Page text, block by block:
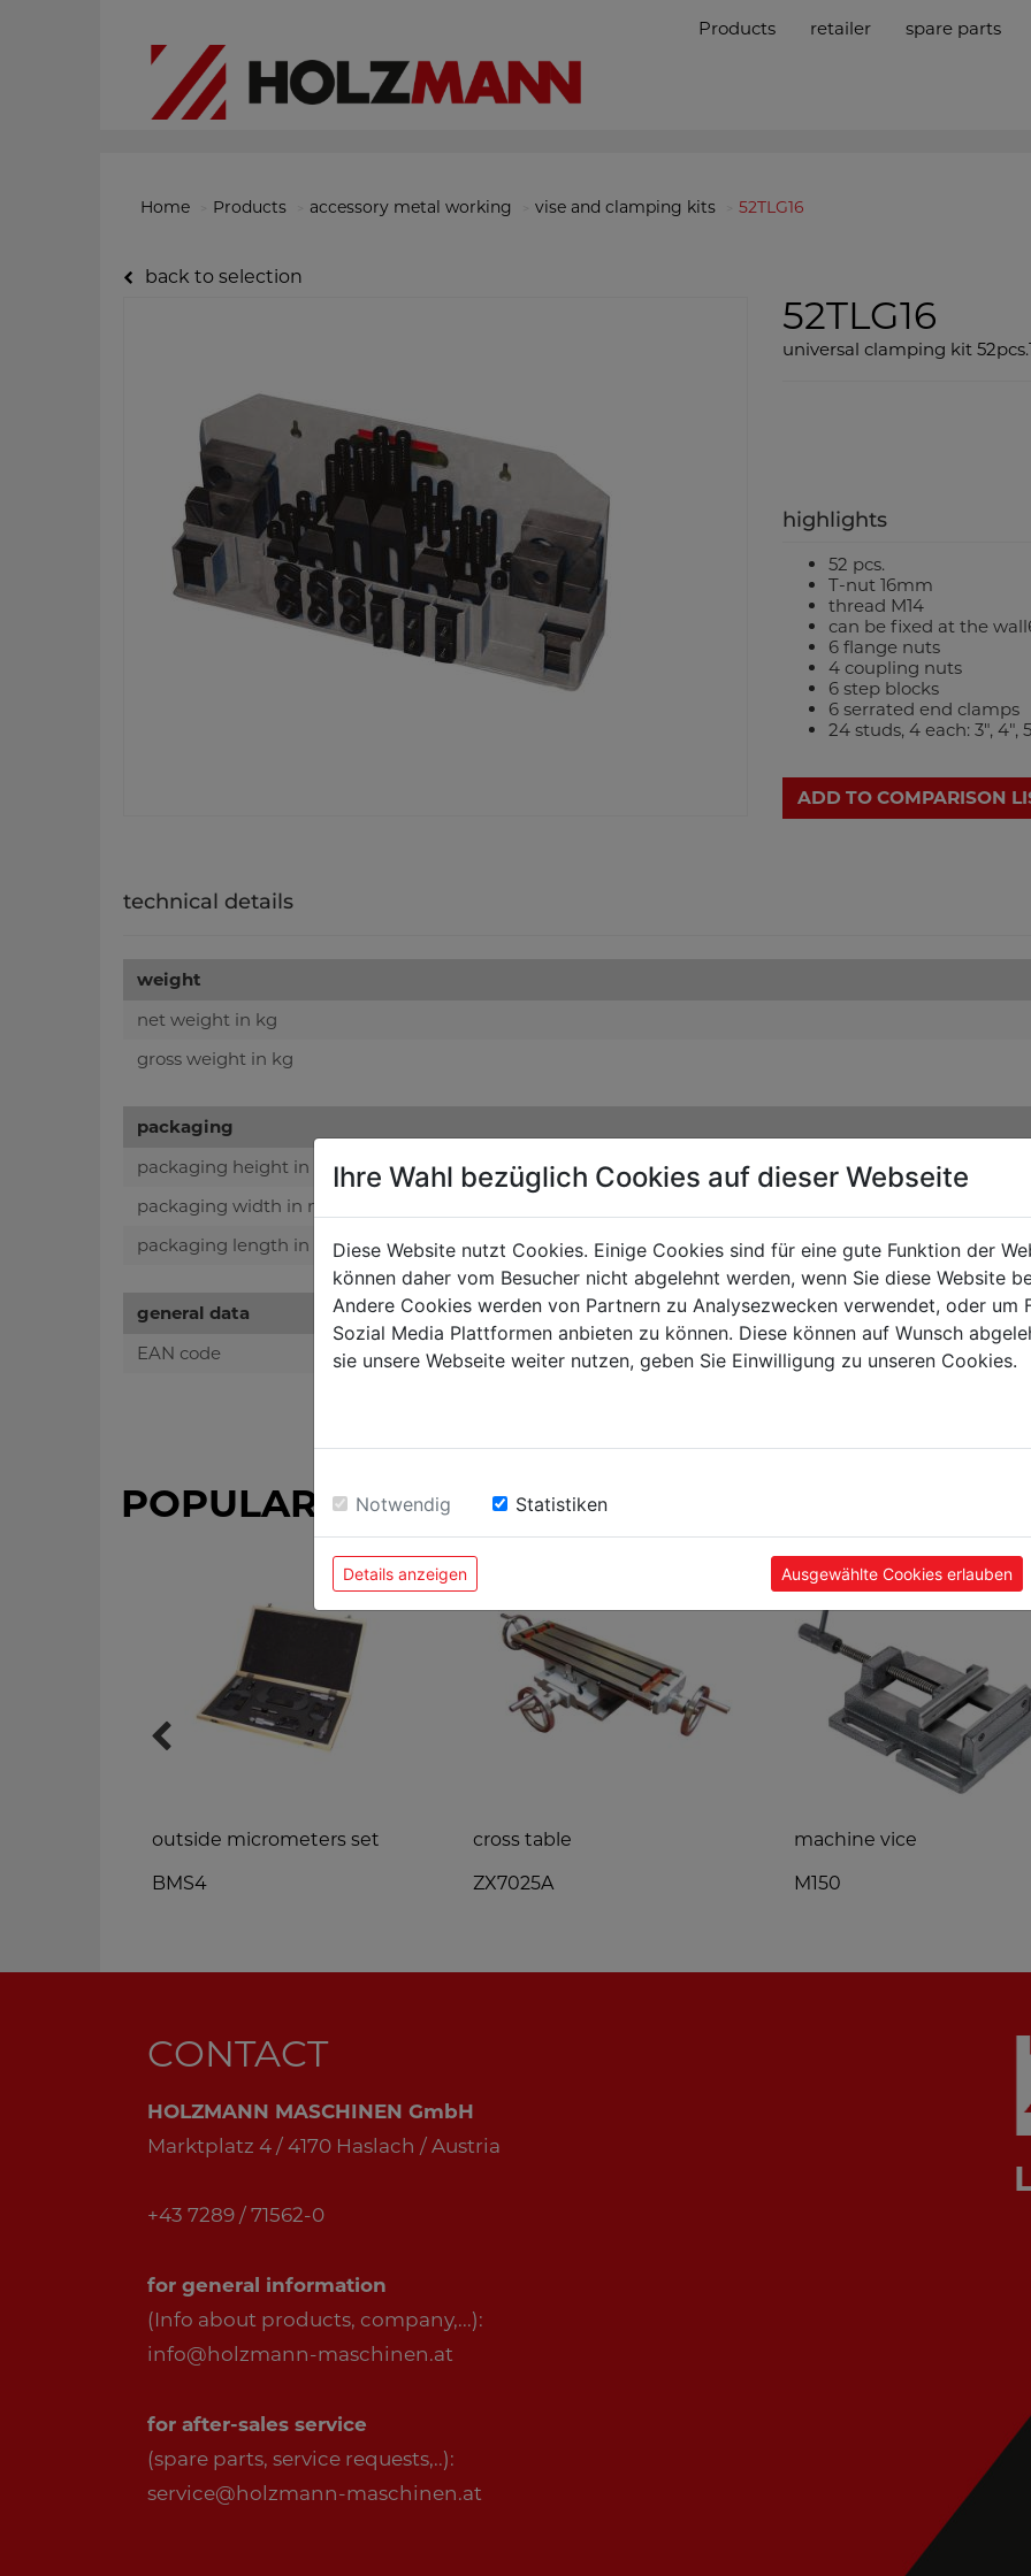
Products retailer spare parts
Home Products accessory metal working vise and clamping kits 52TLG16
back to selection
52TLG16
universal clamping kit
highlights
52 pcs.
T-nut 16mm
thread M14
can be fixed at the
6 flange nuts
4 coupling nuts
6 step blocks
6 serrated end clamps
24 studs, 4 each: 3", 4",
ADD TO COMPARISON
technical details
weight
net weight in kg
gross weight in kg
packaging
packaging height in mm
packaging width in mm
packaging length in mm
general data
EAN code
POPULAR PRODUCTS
outside micrometers set
BMS4
cross table
ZX7025A
machine vice
M150
CONTACT
HOLZMANN MASCHINEN GmbH
Marktplatz 4 / 4170 Haslach / Austria
+43 7289 / 71562-0
for general information
(Info about products, company,...):
info@holzmann-maschinen.at
for after-sales service
(spare parts, service requests,..):
service@holzmann-maschinen.at
Ihre Wahl bezüglich Cookies auf dieser Webseite
Diese Website nutzt Cookies. Einige Cookies sind für eine gute Funktion der
können daher vom Besucher nicht abgelehnt werden, wenn Sie diese Website
Andere Cookies werden von Partnern zu Analysezwecken verwendet, oder um
Sozial Media Plattformen anbieten zu können. Diese können auf Wunsch
sie unsere Webseite weiter nutzen, geben Sie Einwilligung zu unseren Cookies.
Notwendig Statistiken
Details anzeigen Ausgewählte Cookies erlauben